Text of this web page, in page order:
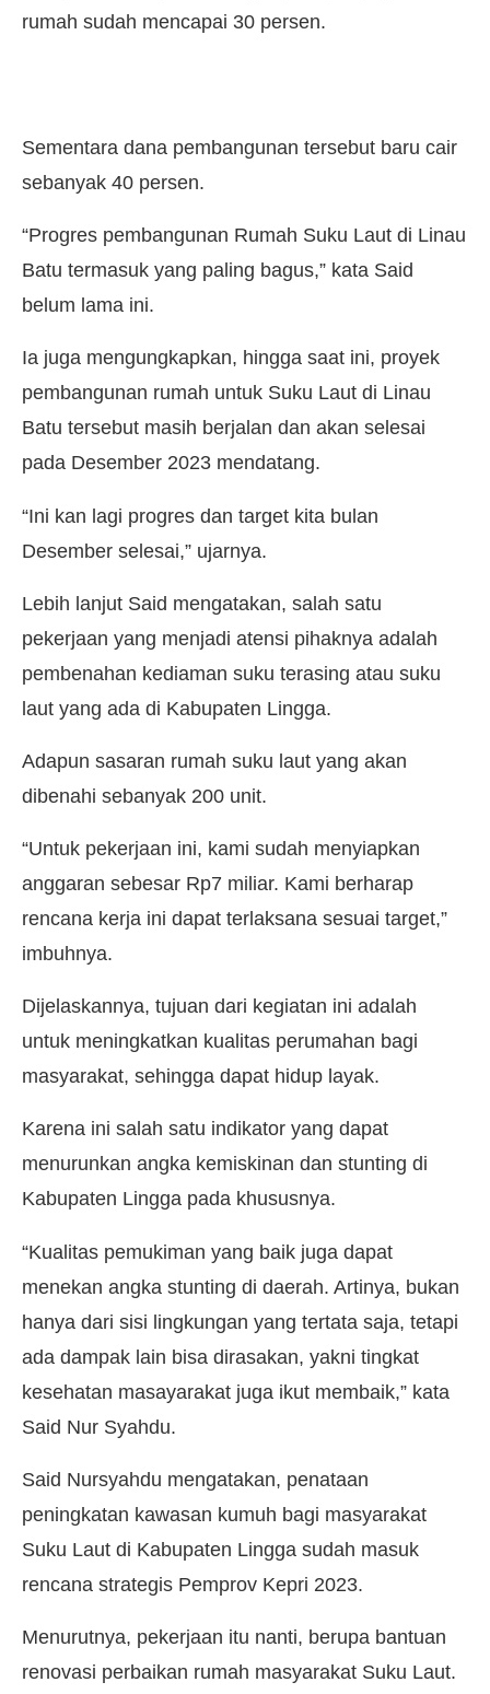
rumah sudah mencapai 30 persen.
Sementara dana pembangunan tersebut baru cair
sebanyak 40 persen.
“Progres pembangunan Rumah Suku Laut di Linau
Batu termasuk yang paling bagus,” kata Said
belum lama ini.
Ia juga mengungkapkan, hingga saat ini, proyek
pembangunan rumah untuk Suku Laut di Linau
Batu tersebut masih berjalan dan akan selesai
pada Desember 2023 mendatang.
“Ini kan lagi progres dan target kita bulan
Desember selesai,” ujarnya.
Lebih lanjut Said mengatakan, salah satu
pekerjaan yang menjadi atensi pihaknya adalah
pembenahan kediaman suku terasing atau suku
laut yang ada di Kabupaten Lingga.
Adapun sasaran rumah suku laut yang akan
dibenahi sebanyak 200 unit.
“Untuk pekerjaan ini, kami sudah menyiapkan
anggaran sebesar Rp7 miliar. Kami berharap
rencana kerja ini dapat terlaksana sesuai target,”
imbuhnya.
Dijelaskannya, tujuan dari kegiatan ini adalah
untuk meningkatkan kualitas perumahan bagi
masyarakat, sehingga dapat hidup layak.
Karena ini salah satu indikator yang dapat
menurunkan angka kemiskinan dan stunting di
Kabupaten Lingga pada khususnya.
“Kualitas pemukiman yang baik juga dapat
menekan angka stunting di daerah. Artinya, bukan
hanya dari sisi lingkungan yang tertata saja, tetapi
ada dampak lain bisa dirasakan, yakni tingkat
kesehatan masayarakat juga ikut membaik,” kata
Said Nur Syahdu.
Said Nursyahdu mengatakan, penataan
peningkatan kawasan kumuh bagi masyarakat
Suku Laut di Kabupaten Lingga sudah masuk
rencana strategis Pemprov Kepri 2023.
Menurutnya, pekerjaan itu nanti, berupa bantuan
renovasi perbaikan rumah masyarakat Suku Laut.